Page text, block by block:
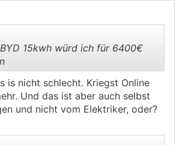
..
BYD 15kwh würd ich für 6400€
is nicht schlecht. Kriegst Online
Und das ist aber auch selbst
und nicht vom Elektriker, oder?